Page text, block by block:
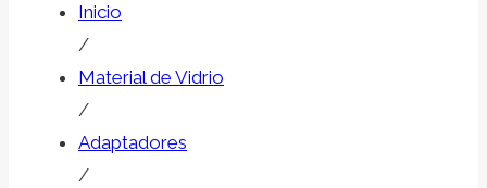
Inicio
/
Material de Vidrio
/
Adaptadores
/